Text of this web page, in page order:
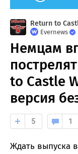
Return to
Evernews
Немцам
to Castle
версия
5 1
Ждать выпуска